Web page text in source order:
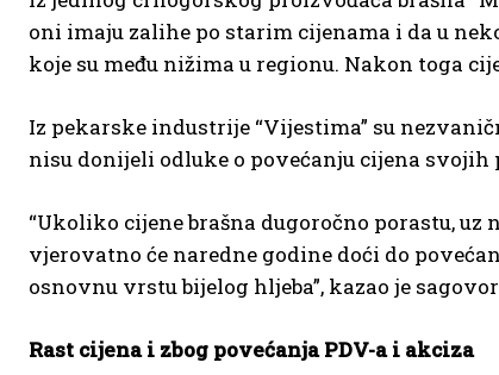
oni imaju zalihe po starim cijenama i da u
koje su među nižima u regionu. Nakon toga
Iz pekarske industrije “Vijestima” su
nisu donijeli odluke o povećanju cijena
“Ukoliko cijene brašna dugoročno porastu,
vjerovatno će naredne godine doći do
osnovnu vrstu bijelog hljeba”, kazao je
Rast cijena i zbog povećanja PDV-a i akciza